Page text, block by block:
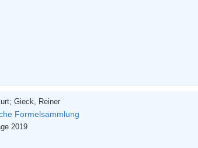
Gieck, Reiner
Formelsammlung
2019